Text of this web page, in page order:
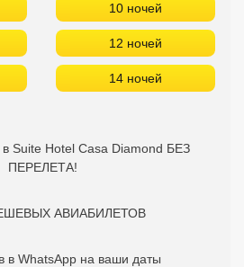
10 ночей
12 ночей
14 ночей
Hotel Casa Diamond БЕЗ
ПЕРЕЛЕТА!
АВИАБИЛЕТОВ
в WhatsApp на ваши даты